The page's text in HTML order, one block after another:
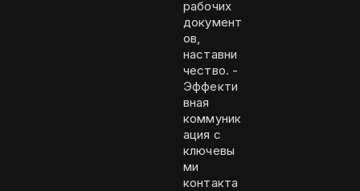
рабочих
документ
ов,
наставни
чество. -
Эффекти
вная
коммуник
ация с
ключевы
ми
контакта